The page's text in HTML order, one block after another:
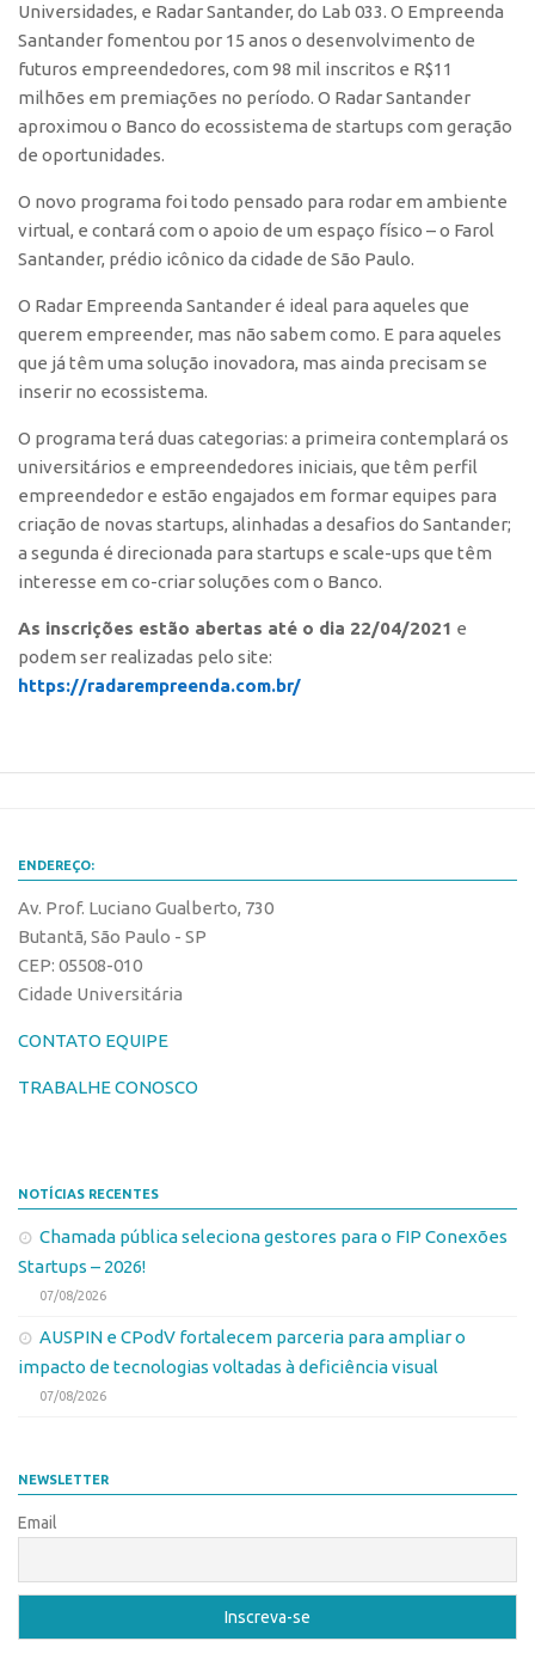
EMBRAPIIs
CEPIDs
CEPIX
CPEs
PRPI/USP
InovaUSP
Comunicação
Eventos
Agenda AUSPIN
Fala Inovação
Premiações
Edição 2025
Edição 2021
Edição 2019
Edição 2017
Inovação em Números
Cultivares
Desenho Industrial
Buscar Anterioridade
Transferência de Tecnologia
Editais de TT
PD&I
Convênios
Programas
Universidades, e Radar Santander, do Lab 033. O Empreenda
Santander fomentou por 15 anos o desenvolvimento de
futuros empreendedores, com 98 mil inscritos e R$11
milhões em premiações no período. O Radar Santander
aproximou o Banco do ecossistema de startups com geração
de oportunidades.
O novo programa foi todo pensado para rodar em ambiente
virtual, e contará com o apoio de um espaço físico – o Farol
Santander, prédio icônico da cidade de São Paulo.
O Radar Empreenda Santander é ideal para aqueles que
querem empreender, mas não sabem como. E para aqueles
que já têm uma solução inovadora, mas ainda precisam se
inserir no ecossistema.
O programa terá duas categorias: a primeira contemplará os
universitários e empreendedores iniciais, que têm perfil
empreendedor e estão engajados em formar equipes para
criação de novas startups, alinhadas a desafios do Santander;
a segunda é direcionada para startups e scale-ups que têm
interesse em co-criar soluções com o Banco.
As inscrições estão abertas até o dia 22/04/2021 e
podem ser realizadas pelo site:
https://radarempreenda.com.br/
ENDEREÇO:
Av. Prof. Luciano Gualberto, 730
Butantã, São Paulo - SP
CEP: 05508-010
Cidade Universitária
CONTATO EQUIPE
TRABALHE CONOSCO
NOTÍCIAS RECENTES
Chamada pública seleciona gestores para o FIP Conexões
Startups – 2026!
07/08/2026
AUSPIN e CPodV fortalecem parceria para ampliar o
impacto de tecnologias voltadas à deficiência visual
07/08/2026
NEWSLETTER
Email